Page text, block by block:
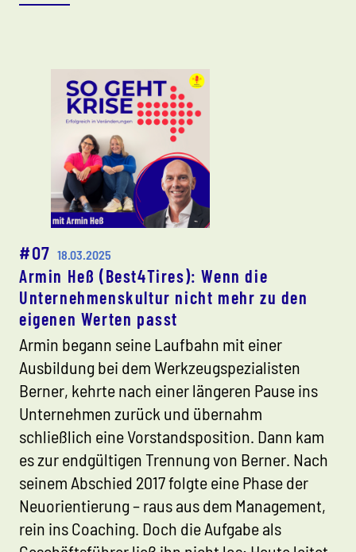
#07 18.03.2025
Armin Heß (Best4Tires): Wenn die
Unternehmenskultur nicht mehr zu den
eigenen Werten passt
Armin begann seine Laufbahn mit einer
Ausbildung bei dem Werkzeugspezialisten
Berner, kehrte nach einer längeren Pause ins
Unternehmen zurück und übernahm
schließlich eine Vorstandsposition. Dann kam
es zur endgültigen Trennung von Berner. Nach
seinem Abschied 2017 folgte eine Phase der
Neuorientierung – raus aus dem Management,
rein ins Coaching. Doch die Aufgabe als